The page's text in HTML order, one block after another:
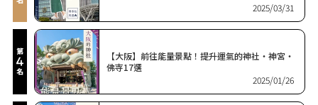
2025/03/31
【大阪】前往能量景點！提升運氣的神社・神宮・
佛寺17選
2025/01/26